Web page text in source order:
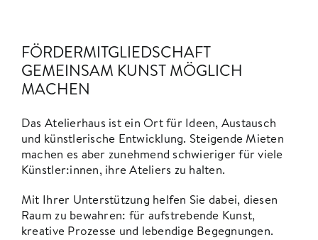
FÖRDERMITGLIEDSCHAFT
GEMEINSAM KUNST MÖGLICH
MACHEN
Das Atelierhaus ist ein Ort für Ideen, Austausch
und künstlerische Entwicklung. Steigende Mieten
machen es aber zunehmend schwieriger für viele
Künstler:innen, ihre Ateliers zu halten.
Mit Ihrer Unterstützung helfen Sie dabei, diesen
Raum zu bewahren: für aufstrebende Kunst,
kreative Prozesse und lebendige Begegnungen.